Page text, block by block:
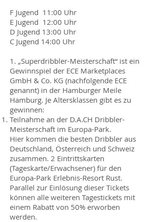
F Jugend 11:00 Uhr
E Jugend 12:00 Uhr
D Jugend 13:00 Uhr
C Jugend 14:00 Uhr
1. „Superdribbler-Meisterschaft“ ist ein
Gewinnspiel der ECE Marketplaces
GmbH & Co. KG (nachfolgende ECE
genannt) in der Hamburger Meile
Hamburg. Je Altersklassen gibt es zu
gewinnen:
Teilnahme an der D.A.CH Dribbler-
Meisterschaft im Europa-Park.
Hier kommen die besten Dribbler aus
Deutschland, Österreich und Schweiz
zusammen. 2 Eintrittskarten
(Tageskarte/Erwachsener) für den
Europa-Park Erlebnis-Resort Rust.
Parallel zur Einlösung dieser Tickets
können alle weiteren Tagestickets mit
einem Rabatt von 50% erworben
werden.